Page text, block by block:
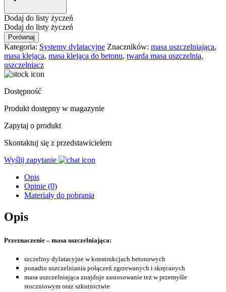
Dodaj do listy życzeń
Dodaj do listy życzeń
Porównaj
Kategoria: Systemy dylatacyjne Znaczników: masa uszczelniająca,
masa klejąca, masa klejąca do betonu, twarda masa uszczelnia,
uszczelniacz
Dostępność
Produkt dostępny w magazynie
Zapytaj o produkt
Skontaktuj się z przedstawicielem
Wyślij zapytanie
Opis
Opinie (0)
Materiały do pobrania
Opis
Przeznaczenie – masa uszczelniająca:
szczeliny dylatacyjne w konstrukcjach betonowych
ponadto uszczelniania połączeń zgrzewanych i skręcanych
masa uszczelniająca znajduje zastosowanie też w przemyśle
stoczniowym oraz szkutnictwie